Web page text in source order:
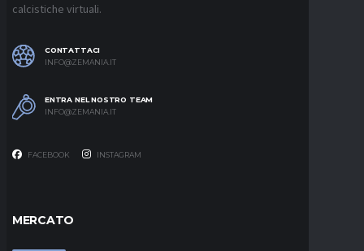
calcistiche virtuali.
CONTATTACI
INFO@ZEMANIA.IT
ENTRA NEL NOSTRO TEAM
INFO@ZEMANIA.IT
FACEBOOK INSTAGRAM
MERCATO